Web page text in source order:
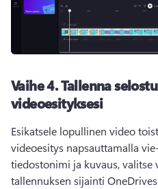
Vaihe 4.Tallenna
videoesityksesi
Esikatsele lopullinen video
videoesitys napsauttamalla
tiedostonimi ja kuvaus, valitse
tallennuksen sijainti